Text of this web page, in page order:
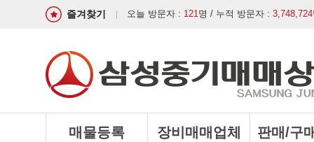
즐겨찾기 오늘 방문자 : 121 명 / 누적 방문자 : 3,748,724
매물등록 장비매매업체 판매/구